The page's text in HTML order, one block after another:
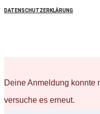
DATENSCHUTZERKLÄRUNG
Deine Anmeldung konnte
versuche es erneut.